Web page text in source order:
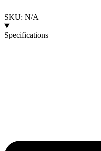
SKU: N/A
Specifications